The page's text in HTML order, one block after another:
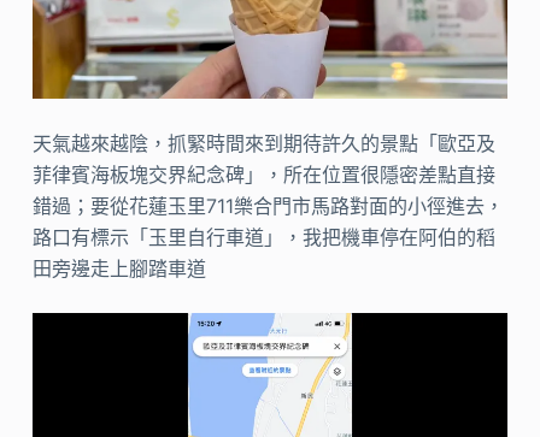
天氣越來越陰，抓緊時間來到期待許久的景點「歐亞及
菲律賓海板塊交界紀念碑」，所在位置很隱密差點直接
錯過；要從花蓮玉里711樂合門市馬路對面的小徑進去，
路口有標示「玉里自行車道」，我把機車停在阿伯的稻
田旁邊走上腳踏車道